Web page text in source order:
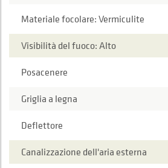
Materiale focolare: Vermiculite
Visibilità del fuoco: Alto
Posacenere
Griglia a legna
Deflettore
Canalizzazione dell'aria esterna